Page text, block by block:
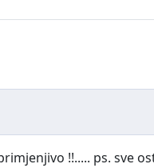
!!..... ps. sve